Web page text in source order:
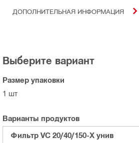
ДОПОЛНИТЕЛЬНАЯ ИНФОРМАЦИЯ
Выберите вариант
Размер упаковки
1 шт
Варианты продуктов
Фильтр VC 20/40/150-X унив